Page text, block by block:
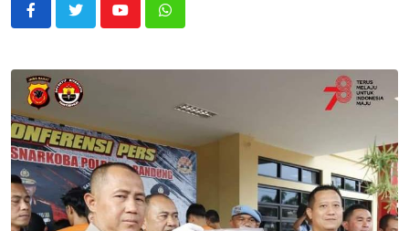
YoutubeWhatsapp